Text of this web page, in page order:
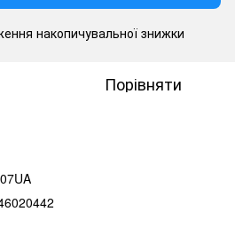
накопичувальної знижки
Порівняти